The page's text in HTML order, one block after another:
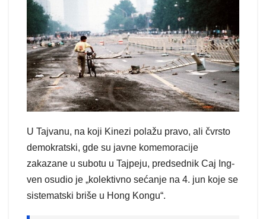
U Tajvanu, na koji Kinezi polažu pravo, ali čvrsto
demokratski, gde su javne komemoracije
zakazane u subotu u Tajpeju, predsednik Caj Ing-
ven osudio je „kolektivno sećanje na 4. jun koje se
sistematski briše u Hong Kongu“.